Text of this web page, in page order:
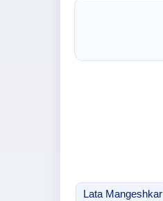
Lata Mangeshkar